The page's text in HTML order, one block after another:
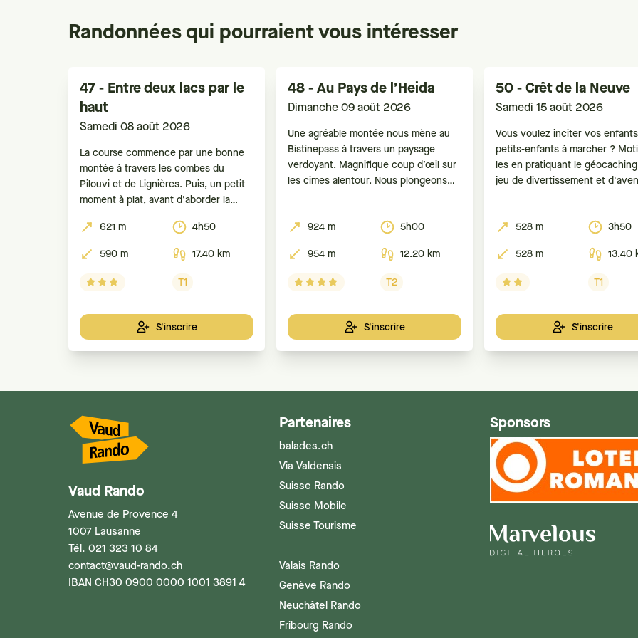
Randonnées qui pourraient vous intéresser
47 - Entre deux lacs par le
haut
Samedi 08 août 2026
La course commence par une bonne
montée à travers les combes du
Pilouvi et de Lignières. Puis, un petit
moment à plat, avant d'aborder la
en forêt, sur St-Blaise.
621 m
4h50
590 m
17.40 km
T1
S'inscrire
48 - Au Pays de l’Heida
Dimanche 09 août 2026
Une agréable montée nous mène au
Bistinepass à travers un paysage
verdoyant. Magnifique coup d’œil sur
les cimes alentour. Nous plongeons
et la région d’Aletsch. Arrivée au
courte descente
924 m
5h00
954 m
12.20 km
T2
S'inscrire
50 - Crêt de la Neuve
Samedi 15 août 2026
Vous voulez inciter vos
petits-enfants à marcher ?
les en pratiquant le
jeu de divertissement et
d'un GPS ou d'un smartphone,
caches ou géocaches)
Pour
528 m
3h50
528 m
13.40
T1
S'inscrire
Vaud Rando
Avenue de Provence 4
1007 Lausanne
Tél. 021 323 10 84
contact@vaud-rando.ch
IBAN CH30 0900 0000 1001 3891 4
Partenaires
balades.ch
Via Valdensis
Suisse Rando
Suisse Mobile
Suisse Tourisme
Valais Rando
Genève Rando
Neuchâtel Rando
Fribourg Rando
Sponsors